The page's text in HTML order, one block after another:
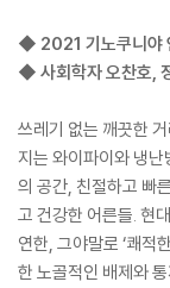
◆ 2021 기노쿠니야
◆ 사회학자 오찬호,
쓰레기 없는 깨끗한
지는 와이파이와 냉
의 공간, 친절하고 빠
고 건강한 어른들. 현
연한, 그야말로 ‘쾌적
한 노골적인 배제와